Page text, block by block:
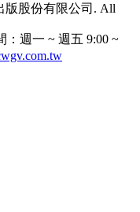
版股份有限公司. All
週一 ~ 週五 9:00 ~